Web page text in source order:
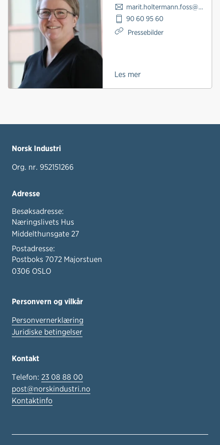
marit.holtermann.foss@norskindustri.no
90 60 95 60
Pressebilder
Les mer
Norsk Industri
Org. nr. 952151266
Adresse
Besøksadresse:
Næringslivets Hus
Middelthunsgate 27
Postadresse:
Postboks 7072 Majorstuen
0306 OSLO
Personvern og vilkår
Personvernerklæring
Juridiske betingelser
Kontakt
Telefon: 23 08 88 00
post@norskindustri.no
Kontaktinfo